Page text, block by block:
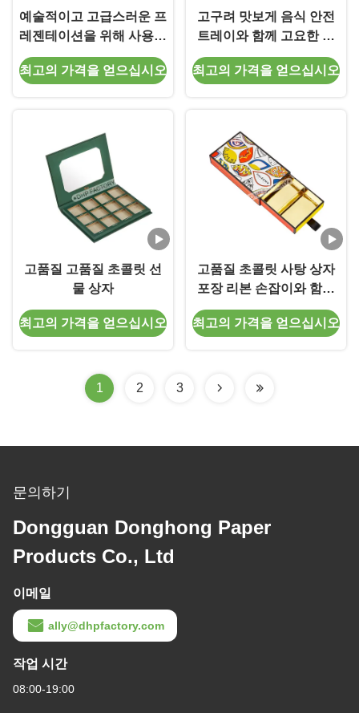
예술적이고 고급스러운 프
레젠테이션을 위해 사용자
지정 초콜릿 상자 포장
최고의 가격을 얻으십시오
고구려 맛보게 음식 안전
트레이와 함께 고요한 단
단한 심장 모양 초콜릿 상
자
최고의 가격을 얻으십시오
고품질 고품질 초콜릿 선
물 상자
최고의 가격을 얻으십시오
고품질 초콜릿 사탕 상자
포장 리본 손잡이와 함께
드로어 디자인
최고의 가격을 얻으십시오
1 2 3
문의하기
Dongguan Donghong Paper
Products Co., Ltd
이메일
ally@dhpfactory.com
작업 시간
08:00-19:00